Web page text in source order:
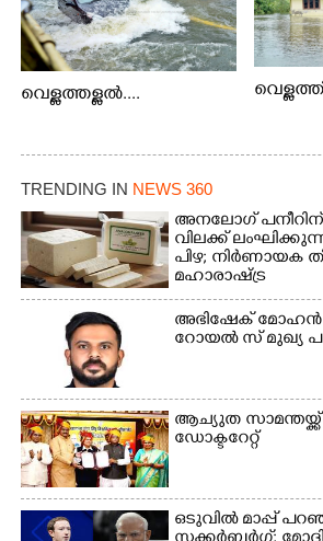
വെള്ളത്തള്ളൽ....
TRENDING IN NEWS 360
അനലോഗ്
വിലക്ക്
പിഴ; നിർണായക
മഹാരാഷ്ട്ര
അഭിഷേക് മോഹൻ
റോയൽ സ് മുഖ്യ
ആച്യുത
ഡോക്ടറേറ്റ്
ഒടുവിൽ മാപ്പ്